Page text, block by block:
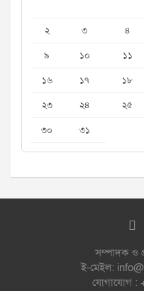
২
৩ ৪
৯
১০ ১১
১৬
১৭ ১৮
২৩
২৪ ২৫
৩০
৩১
সম্পাদক ও
ই-মেইল:
যোগাযোগ :